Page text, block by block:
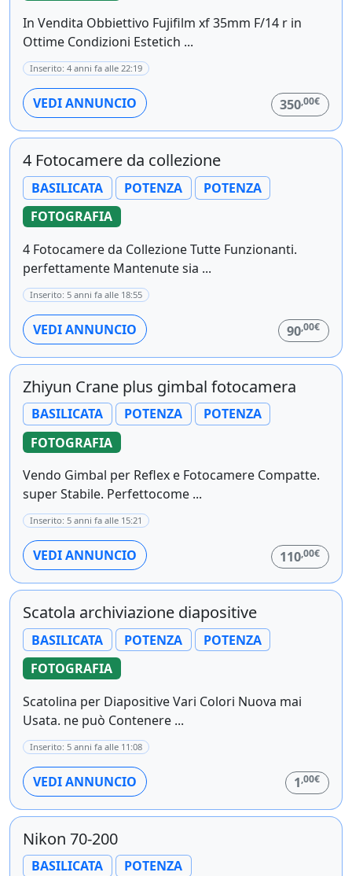
In Vendita Obbiettivo Fujifilm xf 35mm F/14 r in
Ottime Condizioni Estetich ...
Inserito: 4 anni fa alle 22:19
VEDI ANNUNCIO 350,00€
4 Fotocamere da collezione
BASILICATA POTENZA
POTENZA
FOTOGRAFIA
4 Fotocamere da Collezione Tutte Funzionanti.
perfettamente Mantenute sia ...
Inserito: 5 anni fa alle 18:55
VEDI ANNUNCIO 90,00€
Zhiyun Crane plus gimbal fotocamera
BASILICATA POTENZA
POTENZA
FOTOGRAFIA
Vendo Gimbal per Reflex e Fotocamere Compatte.
super Stabile. Perfettocome ...
Inserito: 5 anni fa alle 15:21
VEDI ANNUNCIO 110,00€
Scatola archiviazione diapositive
BASILICATA POTENZA
POTENZA
FOTOGRAFIA
Scatolina per Diapositive Vari Colori Nuova mai
Usata. ne può Contenere ...
Inserito: 5 anni fa alle 11:08
VEDI ANNUNCIO 1,00€
Nikon 70-200
BASILICATA
POTENZA